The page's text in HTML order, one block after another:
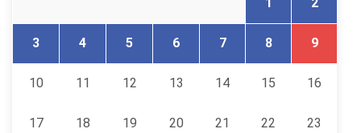
1 2
3 4 5 6 7 8 9
10 11 12 13 14 15 16
17 18 19 20 21 22 23